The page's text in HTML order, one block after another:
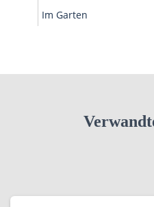
Im Garten